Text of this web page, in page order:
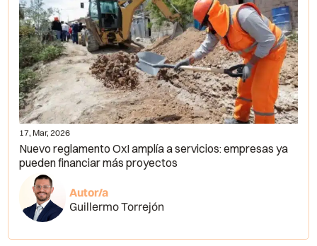
17, Mar, 2026
Nuevo reglamento OxI amplía a servicios: empresas ya
pueden financiar más proyectos
Autor/a
Guillermo Torrejón